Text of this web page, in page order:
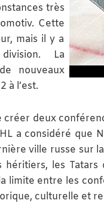
très
Cette
mais il y a
La
nouveaux
à l’est.
deux
a considéré que
ville russe sur
les
limite entre les
culturelle et